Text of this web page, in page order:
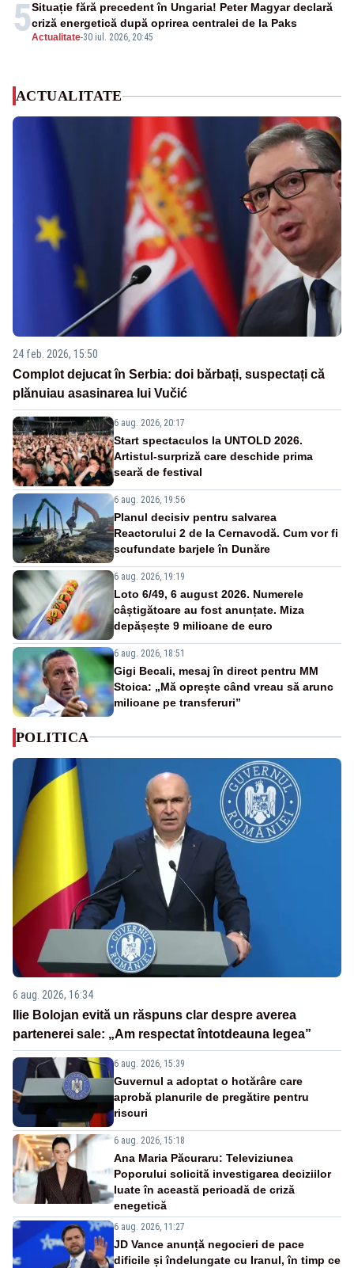
5Actualitate-30 iul. 2026, 20:45
Situație fără precedent în Ungaria! Peter Magyar declară
criză energetică după oprirea centralei de la Paks
ACTUALITATE
24 feb. 2026, 15:50
Complot dejucat în Serbia: doi bărbați, suspectați că
plănuiau asasinarea lui Vučić
6 aug. 2026, 20:17
Start spectaculos la UNTOLD 2026.
Artistul-surpriză care deschide prima
seară de festival
6 aug. 2026, 19:56
Planul decisiv pentru salvarea
Reactorului 2 de la Cernavodă. Cum vor fi
scufundate barjele în Dunăre
6 aug. 2026, 19:19
Loto 6/49, 6 august 2026. Numerele
câștigătoare au fost anunțate. Miza
depășește 9 milioane de euro
6 aug. 2026, 18:51
Gigi Becali, mesaj în direct pentru MM
Stoica: „Mă oprește când vreau să arunc
milioane pe transferuri”
POLITICA
6 aug. 2026, 16:34
Ilie Bolojan evită un răspuns clar despre averea
partenerei sale: „Am respectat întotdeauna legea”
6 aug. 2026, 15:39
Guvernul a adoptat o hotărâre care
aprobă planurile de pregătire pentru
riscuri
6 aug. 2026, 15:18
Ana Maria Păcuraru: Televiziunea
Poporului solicită investigarea deciziilor
luate în această perioadă de criză
enegetică
6 aug. 2026, 11:27
JD Vance anunță negocieri de pace
dificile și îndelungate cu Iranul, în timp ce